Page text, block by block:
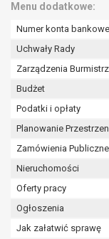
Menu dodatkowe:
Numer konta
Uchwały Rady
Zarządzenia
Budżet
Podatki i opłaty
Planowanie
Zamówienia
Nieruchomości
Oferty pracy
Ogłoszenia
Jak załatwić sprawę
na
lit a RODO),
zgody przed